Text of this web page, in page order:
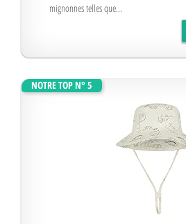
mignonnes telles que...
NOTRE TOP N° 5